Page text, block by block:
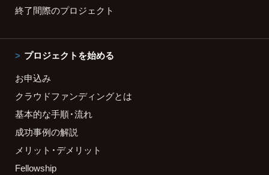
終了間際のプロジェクト
プロジェクトを始める
お申込み
クラウドファンディングとは
基本的な手順・流れ
成功事例の解説
メリット・デメリット
Fellowship